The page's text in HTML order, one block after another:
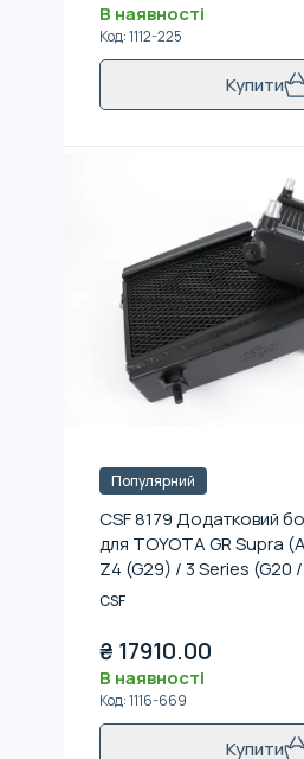
В наявності
Код:1112-225
Купити
Популярний
CSF 8179 Додатковий
для TOYOTA GR Supra
Z4 (G29) / 3 Series (G20
машину потрібно 2 шт
CSF
₴ 17910.00
В наявності
Код:1116-669
Купити